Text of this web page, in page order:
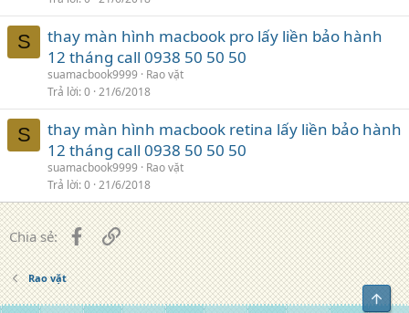
S
thay màn hình macbook pro lấy liền bảo hành
12 tháng call 0938 50 50 50
suamacbook9999
Rao vặt
Trả lời 0 21/6/2018
S
thay màn hình macbook retina lấy liền bảo hành
12 tháng call 0938 50 50 50
suamacbook9999
Rao vặt
Trả lời 0 21/6/2018
Chia sẻ: FacebookLiên kết
Rao vặt
Top